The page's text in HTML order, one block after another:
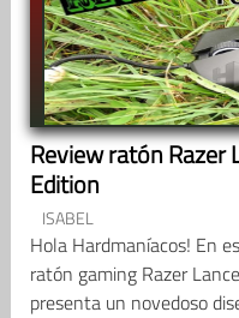
Review ratón Razer
Edition
ISABEL
Hola Hardmaníacos! En
ratón gaming Razer
presenta un novedoso